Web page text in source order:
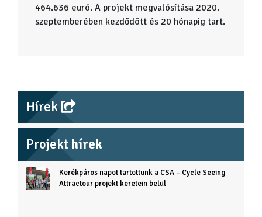
464.636 euró. A projekt megvalósítása 2020.
szeptemberében kezdődött és 20 hónapig tart.
Hírek
Projekt hírek
Kerékpáros napot tartottunk a CSA – Cycle Seeing
Attractour projekt keretein belül